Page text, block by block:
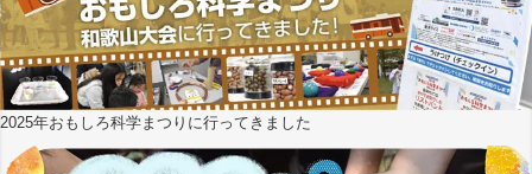
2025年おもしろ科学まつりに行ってきました